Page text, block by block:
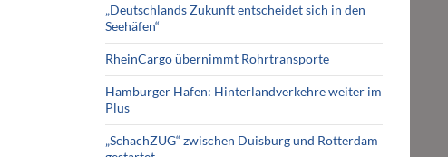
„Deutschlands Zukunft entscheidet sich in den
Seehäfen“
RheinCargo übernimmt Rohrtransporte
Hamburger Hafen: Hinterlandverkehre weiter im
Plus
„SchachZUG“ zwischen Duisburg und Rotterdam